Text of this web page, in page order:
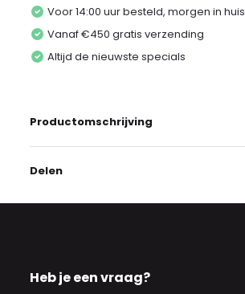
Voor 14:00 uur besteld, morgen in huis
Vanaf €450 gratis verzending
Altijd de nieuwste specials
Productomschrijving
Delen
Heb je een vraag?